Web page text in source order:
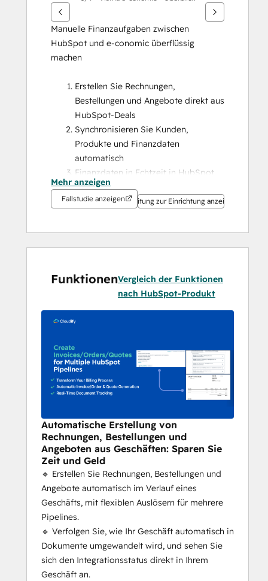
Manuelle Finanzaufgaben zwischen
HubSpot und e-conomic überflüssig
machen
Erstellen Sie Rechnungen,
Bestellungen und Angebote direkt aus
HubSpot-Deals
Synchronisieren Sie Kunden,
Produkte und Finanzdaten
automatisch
Finanzdaten in Echtzeit in HubSpot
einsehen, ohne die Plattform
wechseln zu müssen
Rechnungen, Entwurfsvorschauen und
Synchronisierungen sofort mit einem
Klick
👉 Besuchen Sie cloudify.biz oder starten
Sie noch heute Ihre kostenlose Testversion
30-minütige Einrichtungssitzung
und
lassen Sie unsere Experten alles für Sie
konfigurieren.
von Cloudify optimiert Ihren
Abrechnungsprozess durch die Verbindung
von CRM und Finanzwesen. Geschäfte in
HubSpot generieren automatisch
Rechnungen, Bestellungen oder Angebote in
e-conomic, was Ihnen stundenlange
manuelle Eingaben erspart und eine präzise
Datensynchronisation zwischen beiden
Plattformen gewährleistet.
🔎 Immer aktuelle Finanzdaten in Ihrem
Mehr anzeigen
Fallstudie anzeigenAnleitung zur Einrichtung anzeigen
FunktionenVergleich der Funktionen
nach HubSpot-Produkt
Automatische Erstellung von
Rechnungen, Bestellungen und
Angeboten aus Geschäften: Sparen Sie
Zeit und Geld
🔹 Erstellen Sie Rechnungen, Bestellungen und
Angebote automatisch im Verlauf eines
Geschäfts, mit flexiblen Auslösern für mehrere
Pipelines.
🔹 Verfolgen Sie, wie Ihr Geschäft automatisch in
Dokumente umgewandelt wird, und sehen Sie
sich den Integrationsstatus direkt in Ihrem
Geschäft an.